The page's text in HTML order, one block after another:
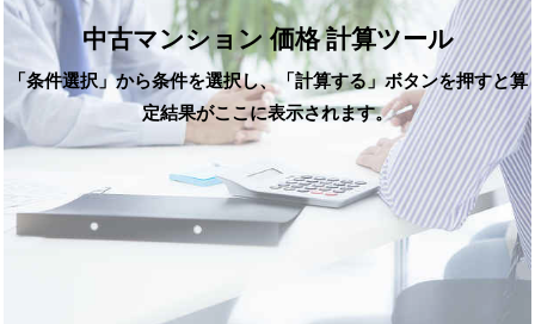
中古マンション 価格 計算ツール
「条件選択」から条件を選択し、「計算する」ボタンを押すと算
定結果がここに表示されます。